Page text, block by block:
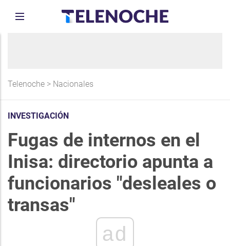
Telenoche > Nacionales
INVESTIGACIÓN
Fugas de internos en el
Inisa: directorio apunta a
funcionarios "desleales o
transas"
ad